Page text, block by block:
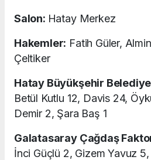
Salon: Hatay Merkez
Hakemler: Fatih Güler,
Çeltiker
Hatay Büyükşehir
Betül Kutlu 12, Davis 24,
Demir 2, Şara Baş 1
Galatasaray Çağdaş
İnci Güçlü 2, Gizem Yavuz